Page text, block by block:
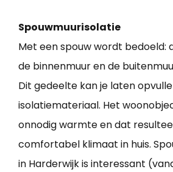
Spouwmuurisolatie
Met een spouw wordt bedoeld:
de binnenmuur en de
Dit gedeelte kan je laten
isolatiemateriaal. Het
onnodig warmte en dat
comfortabel klimaat in huis.
in Harderwijk is interessant